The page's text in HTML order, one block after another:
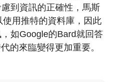
到資訊的正確性，馬斯
用推特的資料庫，因此
如Google的Bard就回答
的來臨變得更加重要。